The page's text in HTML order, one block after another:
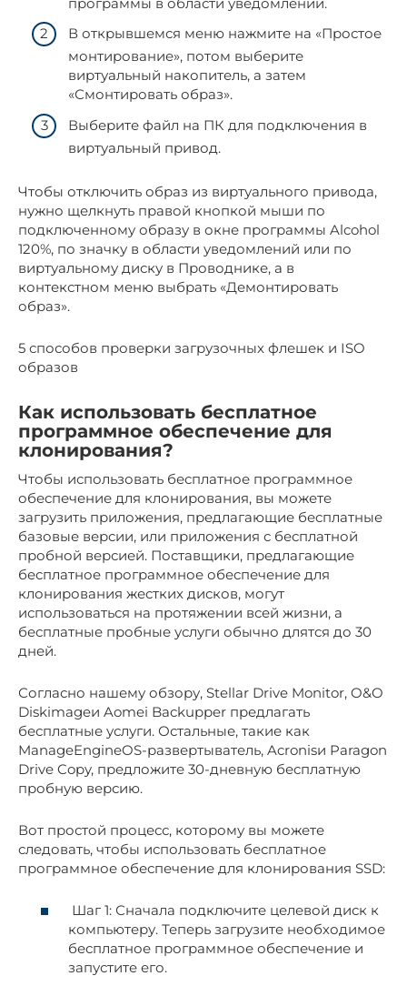
В открывшемся меню нажмите на «Простое
монтирование», потом выберите
виртуальный накопитель, а затем
«Смонтировать образ».
Выберите файл на ПК для подключения в
виртуальный привод.
Чтобы отключить образ из виртуального привода,
нужно щелкнуть правой кнопкой мыши по
подключенному образу в окне программы Alcohol
120%, по значку в области уведомлений или по
виртуальному диску в Проводнике, а в
контекстном меню выбрать «Демонтировать
образ».
5 способов проверки загрузочных флешек и ISO
образов
Как использовать бесплатное
программное обеспечение для
клонирования?
Чтобы использовать бесплатное программное
обеспечение для клонирования, вы можете
загрузить приложения, предлагающие бесплатные
базовые версии, или приложения с бесплатной
пробной версией. Поставщики, предлагающие
бесплатное программное обеспечение для
клонирования жестких дисков, могут
использоваться на протяжении всей жизни, а
бесплатные пробные услуги обычно длятся до 30
дней.
Согласно нашему обзору, Stellar Drive Monitor, O&O
Diskimageи Aomei Backupper предлагать
бесплатные услуги. Остальные, такие как
ManageEngineOS-развертыватель, Acronisи Paragon
Drive Copy, предложите 30-дневную бесплатную
пробную версию.
Вот простой процесс, которому вы можете
следовать, чтобы использовать бесплатное
программное обеспечение для клонирования SSD:
Шаг 1: Сначала подключите целевой диск к
компьютеру. Теперь загрузите необходимое
бесплатное программное обеспечение и
запустите его.